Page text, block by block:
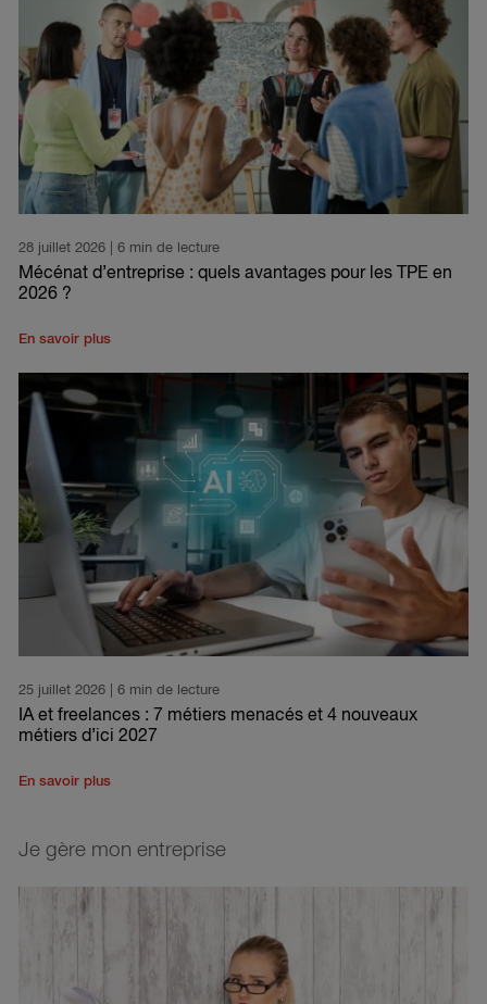
28 juillet 2026 | 6 min de lecture
Mécénat d’entreprise : quels avantages pour les TPE en
2026 ?
En savoir plus
25 juillet 2026 | 6 min de lecture
IA et freelances : 7 métiers menacés et 4 nouveaux
métiers d’ici 2027
En savoir plus
Je gère mon entreprise